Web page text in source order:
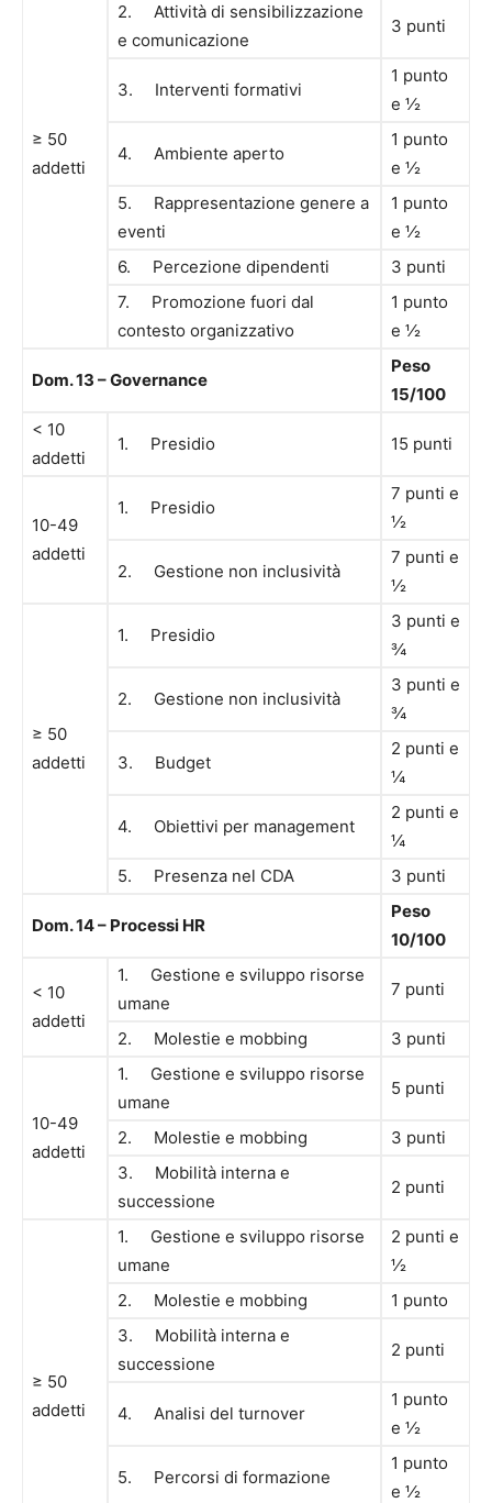
≥ 50
addetti
2. Attività di sensibilizzazione
e comunicazione
3 punti
3. Interventi formativi
1 punto
e ½
4. Ambiente aperto
1 punto
e ½
5. Rappresentazione genere a
eventi
1 punto
e ½
6. Percezione dipendenti
3 punti
7. Promozione fuori dal
contesto organizzativo
1 punto
e ½
Dom. 13 – Governance
Peso
15/100
< 10
addetti
1. Presidio 15 punti
10-49
addetti
1. Presidio
7 punti e
½
2. Gestione non inclusività
7 punti e
½
≥ 50
addetti
1. Presidio
3 punti e
¾
2. Gestione non inclusività
3 punti e
¾
3. Budget
2 punti e
¼
4. Obiettivi per management
2 punti e
¼
5. Presenza nel CDA
3 punti
Dom. 14 – Processi HR
Peso
10/100
< 10
addetti
1. Gestione e sviluppo risorse
umane
7 punti
2. Molestie e mobbing 3 punti
10-49
addetti
1. Gestione e sviluppo risorse
umane
5 punti
2. Molestie e mobbing
3 punti
3. Mobilità interna e
successione
2 punti
≥ 50
addetti
1. Gestione e sviluppo risorse
umane
2 punti e
½
2. Molestie e mobbing
1 punto
3. Mobilità interna e
successione
2 punti
4. Analisi del turnover
1 punto
e ½
5. Percorsi di formazione
1 punto
e ½